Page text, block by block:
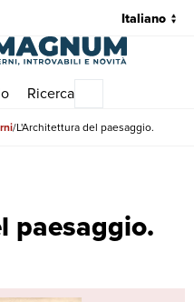
Ricerca
L'Architettura del paesaggio.
paesaggio.
e moderni | Jellicoe,G.A.